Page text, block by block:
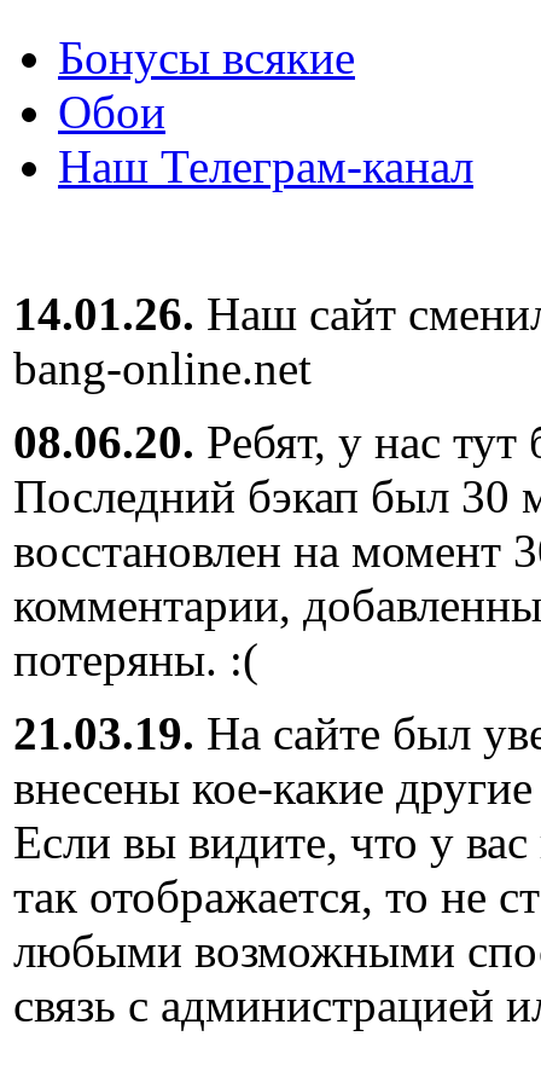
Бонусы всякие
Обои
Наш Телеграм-канал
14.01.26. Наш сайт
bang-online.net
08.06.20. Ребят, у нас
Последний бэкап был 30
восстановлен на
комментарии,
потеряны. :(
21.03.19. На сайте был
внесены кое-какие
Если вы видите, что у
так отображается, то не
любыми возможными
связь с администрацией